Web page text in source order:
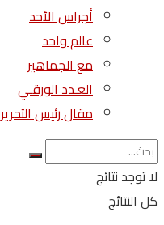
أجراس الأحد
عالم واحد
مع الجماهير
العـدد الورقـي
مقال رئيس التحرير
لا توجد نتائج
كل النتائج